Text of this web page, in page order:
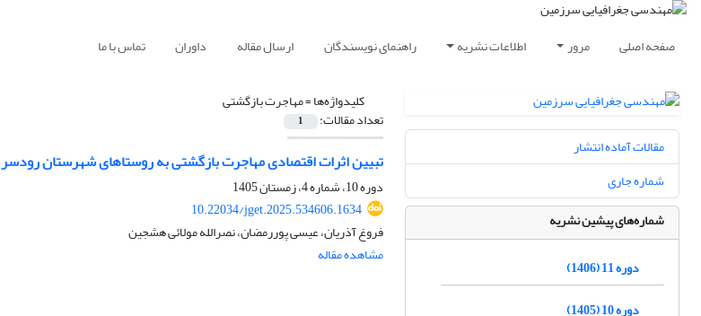
صفحه اصلی مرور اطلاعات نشریه راهنمای نویسندگان ارسال مقاله داوران تماس با ما
کلیدواژه‌ها =مهاجرت بازگشتی
تعداد مقالات: 1
تبیین اثرات اقتصادی مهاجرت بازگشتی به روستاهای شهرستان رودسر
دوره 10، شماره 4، زمستان 1405
10.22034/jget.2025.534606.1634
فروغ آذریان، عیسی پوررمضان، نصرالله مولائی هشجین
مشاهده مقاله
مقالات آماده انتشار
شماره جاری
شماره‌های پیشین نشریه
دوره 11 (1406)
دوره 10 (1405)